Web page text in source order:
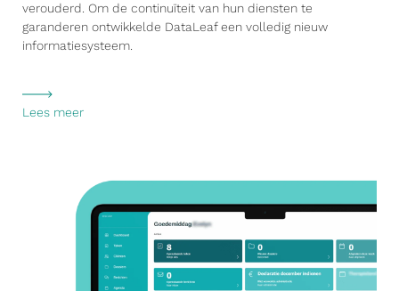
verouderd. Om de continuïteit van hun diensten te
garanderen ontwikkelde DataLeaf een volledig nieuw
informatiesysteem.
Lees meer